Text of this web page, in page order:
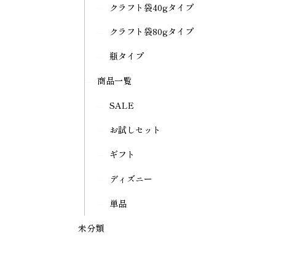
クラフト袋40gタイプ
クラフト袋80gタイプ
瓶タイプ
商品一覧
SALE
お試しセット
ギフト
ディズニー
単品
未分類